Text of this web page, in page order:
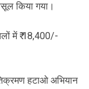
किया गया।
में ₹ 18,400/-
हटाओ अभियान